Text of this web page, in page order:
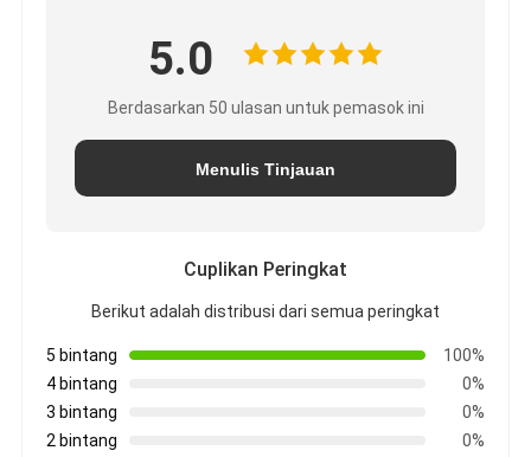
5.0
Berdasarkan 50 ulasan untuk pemasok ini
Menulis Tinjauan
Cuplikan Peringkat
Berikut adalah distribusi dari semua peringkat
5 bintang
100%
4 bintang
0%
3 bintang
0%
2 bintang
0%